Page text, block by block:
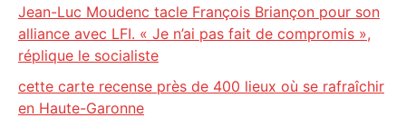
Jean-Luc Moudenc tacle François Briançon pour son
alliance avec LFI. « Je n’ai pas fait de compromis »,
réplique le socialiste
cette carte recense près de 400 lieux où se rafraîchir
en Haute-Garonne